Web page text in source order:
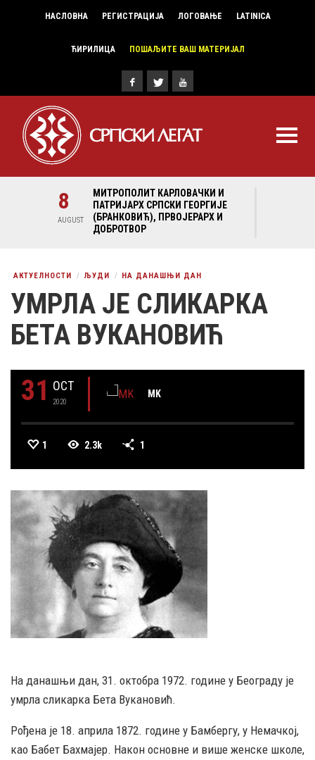
НАСЛОВНА РЕГИСТРАЦИЈА ЛОГОВАЊЕ LATINICA
ЋИРИЛИЦА ПОШАЉИТЕ ВАШ МАТЕРИЈАЛ
8
AUGUST
МИТРОПОЛИТ КАРЛОВАЧКИ И
ПАТРИЈАРХ СРПСКИ ГЕОРГИЈЕ
(БРАНКОВИЋ), ПРВОЈЕРАРХ И
ДОБРОТВОР
АКТУЕЛНОСТИ ЉУДИ НА ДАНАШЊИ ДАН
УМРЛА ЈЕ СЛИКАРКА
БЕТА ВУКАНОВИЋ
31 OCT
2020
MK
1 2.3k 1
На данашњи дан, 31. октобра 1972. године у Београду је
умрла сликарка Бета Вукановић.
Рођена је 18. априла 1872. године у Бамбергу, у Немачкој,
као Бабет Бахмајер. Након основне и више женске школе,